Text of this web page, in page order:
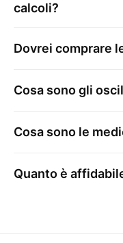
calcoli?
Dovrei comprare
Cosa sono gli
Cosa sono le
Quanto è